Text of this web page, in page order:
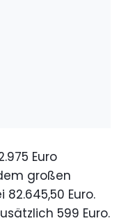
Euro
großen
Euro.
599 Euro.